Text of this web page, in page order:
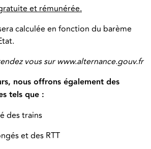
et rémunérée.
calculée en fonction du barème
vous sur www.alternance.gouv.fr
nous offrons également des
tels que :
des trains
et des RTT